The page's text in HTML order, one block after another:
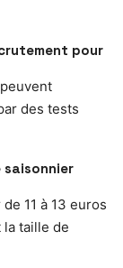
pour
des tests
saisonnier
11 à 13 euros
la taille de